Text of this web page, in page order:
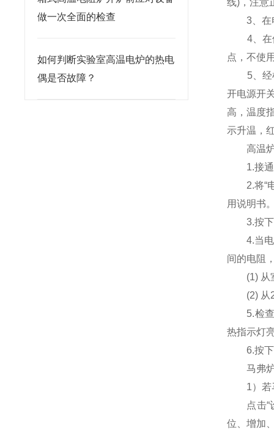
做一次全面的检查
如何判断实验室高温电炉的热电
偶是否故障？
线)，注意
3、在电
4、在使
点，不使
5、经检
开电源开
高，温度
示升温，
高温炉
1.接通
2.将“电
用说明书
3.按下“
4.当电炉
间的电阻
(1) 从室
(2) 从
5.检查温
热指示灯
6.按下“
马弗炉
1）若马
点击“设
位、增加